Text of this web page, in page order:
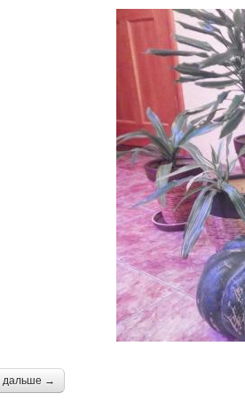
дальше →